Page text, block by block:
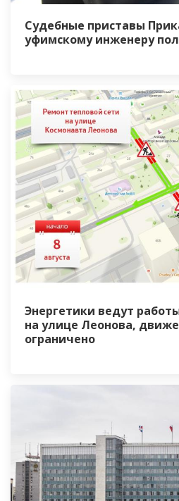
Судебные приставы
уфимскому инженеру
Энергетики ведут
на улице Леонова,
ограничено